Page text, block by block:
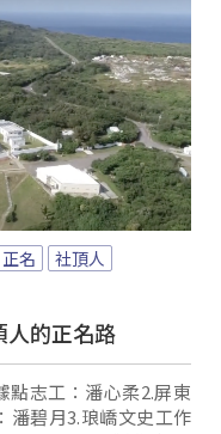
正名
社頂人
人的正名路
潘碧月3.琅嶠文史工作